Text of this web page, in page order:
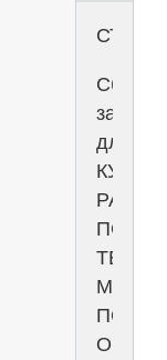
для
РАБОТ
ПО
ПОД